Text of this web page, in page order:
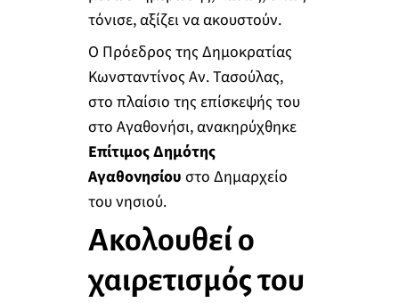
τόνισε, αξίζει να ακουστούν.
Ο Πρόεδρος της Δημοκρατίας
Κωνσταντίνος Αν. Τασούλας,
στο πλαίσιο της επίσκεψής του
στο Αγαθονήσι, ανακηρύχθηκε
Επίτιμος Δημότης
Αγαθονησίου στο Δημαρχείο
του νησιού.
Ακολουθεί ο
χαιρετισμός του